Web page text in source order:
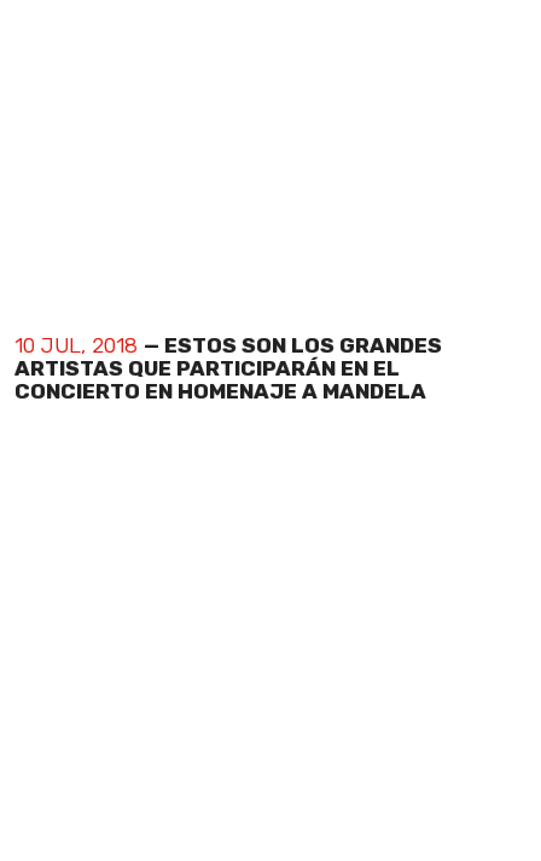
10 JUL, 2018 — ESTOS SON LOS GRANDES
ARTISTAS QUE PARTICIPARÁN EN EL
CONCIERTO EN HOMENAJE A MANDELA